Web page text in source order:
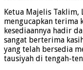
Ketua Majelis Taklim,
mengucapkan terima
kesediaannya hadir
sangat berterima
yang telah bersedia
tausiyah di tengah-